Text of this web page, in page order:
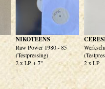
NIKOTEENS
Raw Power 1980 - 85
(Testpressing)
2 x LP + 7"
2 x LP